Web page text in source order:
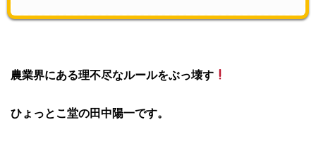
農業界にある理不尽なルールをぶっ壊す
ひょっとこ堂の田中陽一です。